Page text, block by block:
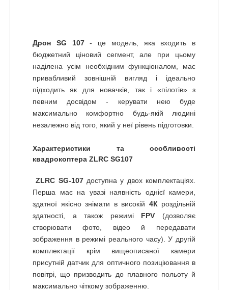
Дрон SG 107- це модель, яка входить в
бюджетний ціновий сегмент, але при цьому
наділена усім необхідним функціоналом, має
привабливий зовнішній вигляд і ідеально
підходить як для новачків, так і «пілотів» з
певним досвідом - керувати нею буде
максимально комфортно будь-якій людині
незалежно від того, який у неї рівень підготовки.
Характеристики та особливості
квадрокоптера ZLRC SG107
ZLRC SG-107доступна у двох комплектаціях.
Перша має на увазі наявність однієї камери,
здатної якісно знімати в високій 4К роздільній
здатності, а також режимі FPV (дозволяє
створювати фото, відео й передавати
зображення в режимі реального часу). У другій
комплектації крім вищеописаної камери
присутній датчик для оптичного позиціювання в
повітрі, що призводить до плавного польоту й
максимально чіткому зображенню.